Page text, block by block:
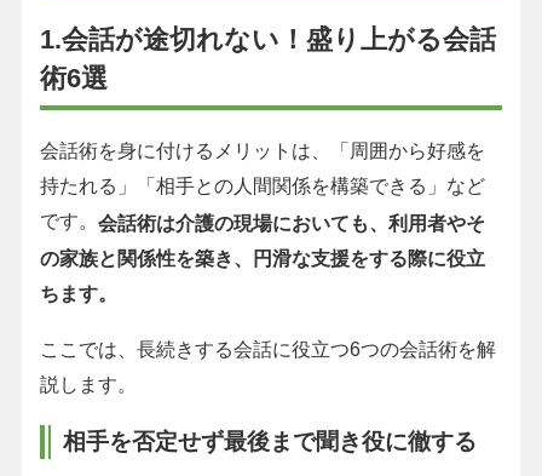
1.会話が途切れない！盛り上がる会話
術6選
会話術を身に付けるメリットは、「周囲から好感を
持たれる」「相手との人間関係を構築できる」など
です。 会話術は介護の現場においても、利用者やそ
の家族と関係性を築き、円滑な支援をする際に役立
ちます。
ここでは、長続きする会話に役立つ6つの会話術を解
説します。
相手を否定せず最後まで聞き役に徹する